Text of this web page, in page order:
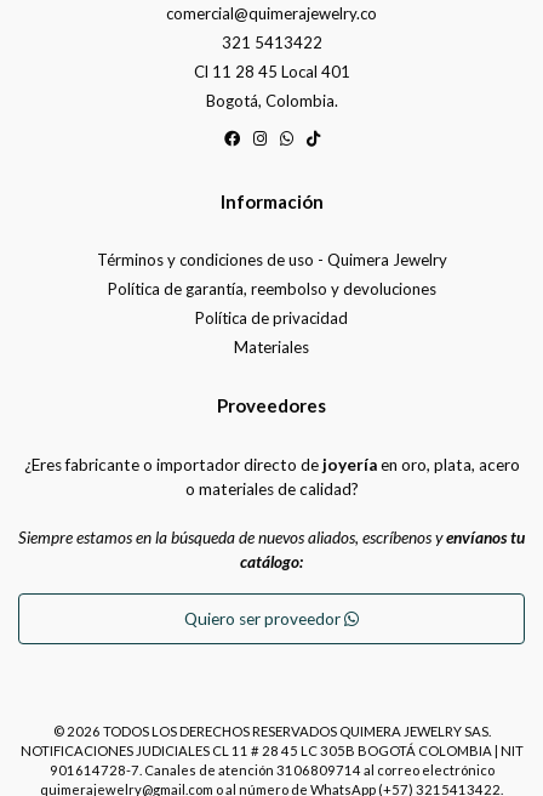
comercial@quimerajewelry.co
321 5413422
Cl 11 28 45 Local 401
Bogotá, Colombia.
Información
Términos y condiciones de uso - Quimera Jewelry
Política de garantía, reembolso y devoluciones
Política de privacidad
Materiales
Proveedores
¿Eres fabricante o importador directo dejoyeríaen oro, plata, acero
o materiales de calidad?
Siempre estamos en la búsqueda de nuevos aliados, escríbenos yenvíanos tu
catálogo:
Quiero ser proveedor
© 2026 TODOS LOS DERECHOS RESERVADOS QUIMERA JEWELRY SAS.
NOTIFICACIONES JUDICIALES CL 11 # 28 45 LC 305B BOGOTÁ COLOMBIA | NIT
901614728-7. Canales de atención 3106809714 al correo electrónico
quimerajewelry@gmail.com o al número de WhatsApp (+57) 3215413422.